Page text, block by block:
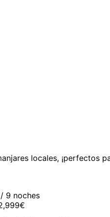
locales, ¡perfectos
9 noches